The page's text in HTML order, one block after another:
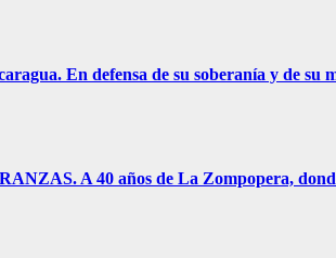
En defensa de su soberanía y de su
A 40 años de La Zompopera,